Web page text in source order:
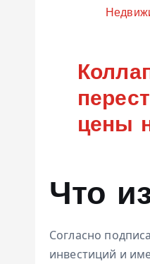
Категория
цены
Что
Согласно
инвестиций и